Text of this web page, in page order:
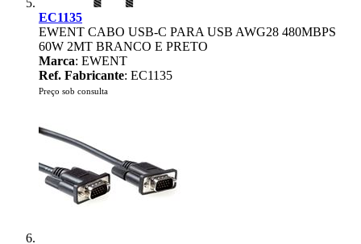
EC1135
EWENT CABO USB-C PARA USB AWG28 480MBPS
60W 2MT BRANCO E PRETO
Marca: EWENT
Ref. Fabricante: EC1135
Preço sob consulta